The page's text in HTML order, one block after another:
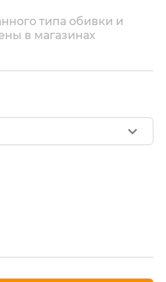
типа обивки и
в магазинах